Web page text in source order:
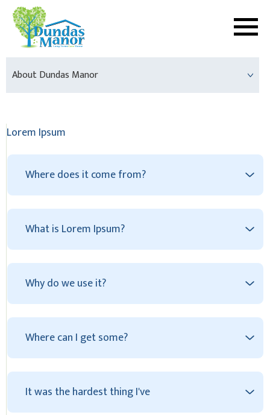
About Dundas Manor
Lorem Ipsum
Where does it come from?
What is Lorem Ipsum?
Why do we use it?
Where can I get some?
It was the hardest thing I've